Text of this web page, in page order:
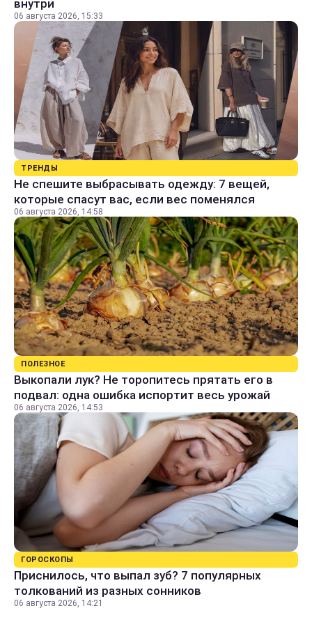
внутри
06 августа 2026, 15:33
ТРЕНДЫ
Не спешите выбрасывать одежду: 7 вещей,
которые спасут вас, если вес поменялся
06 августа 2026, 14:58
ПОЛЕЗНОЕ
Выкопали лук? Не торопитесь прятать его в
подвал: одна ошибка испортит весь урожай
06 августа 2026, 14:53
ГОРОСКОПЫ
Приснилось, что выпал зуб? 7 популярных
толкований из разных сонников
06 августа 2026, 14:21